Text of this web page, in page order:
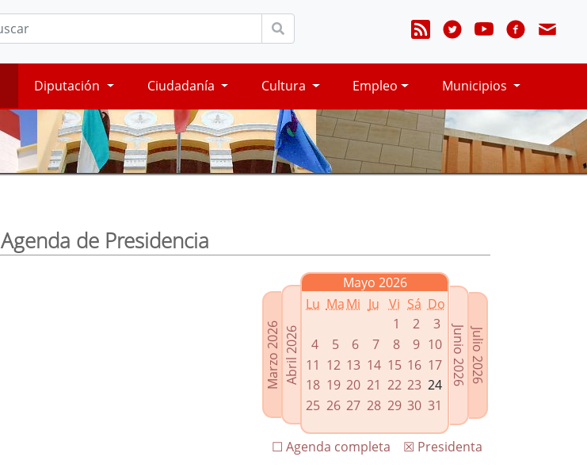
Diputación Ciudadanía Cultura Empleo Municipios
Agenda de Presidencia
Marzo 2026Abril 2026
Mayo 2026
Lu MaMi Ju Vi Sá Do
1
2
3
4
5 6 7 8 9 10
11 12 13 14 15 16 17
18 19 20 21 22 23 24
25 26 27 28 29 30 31
Julio 2026
Junio 2026
☒ Presidenta
☐ Agenda completa